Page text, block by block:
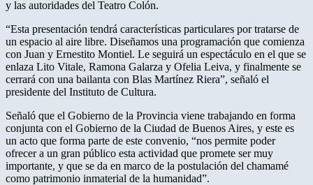
y las autoridades del Teatro Colón.
“Esta presentación tendrá características particulares por tratarse de
un espacio al aire libre. Diseñamos una programación que comienza
con Juan y Ernestito Montiel. Le seguirá un espectáculo en el que se
enlaza Lito Vitale, Ramona Galarza y Ofelia Leiva, y finalmente se
cerrará con una bailanta con Blas Martínez Riera”, señaló el
presidente del Instituto de Cultura.
Señaló que el Gobierno de la Provincia viene trabajando en forma
conjunta con el Gobierno de la Ciudad de Buenos Aires, y este es
un acto que forma parte de este convenio, “nos permite poder
ofrecer a un gran público esta actividad que promete ser muy
importante, y que se da en marco de la postulación del chamamé
como patrimonio inmaterial de la humanidad”.